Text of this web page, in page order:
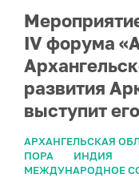
IV форума
развития
выступит
АРХАНГЕЛЬСКАЯ
ПОРА
ИНДИЯ
МЕЖДУНАРОДНОЕ